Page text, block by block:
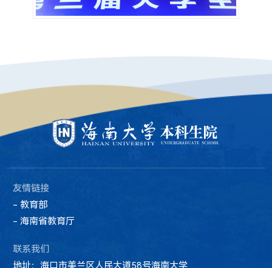
友情链接
- 教育部
- 海南省教育厅
联系我们
地址：海口市美兰区人民大道58号海南大学